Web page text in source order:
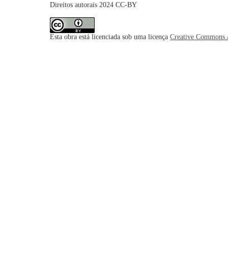
Direitos autorais 2024 CC-BY
Esta obra está licenciada sob uma licença Creative